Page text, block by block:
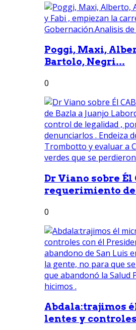
Poggi, Maxi,
Bartolo, Negri...
0
Dr Viano sobre Él
requerimiento
0
Abdala:trajimos
lentes y